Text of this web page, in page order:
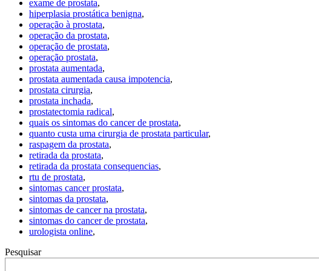
exame de prostata,
hiperplasia prostática benigna,
operação à prostata,
operação da prostata,
operação de prostata,
operação prostata,
prostata aumentada,
prostata aumentada causa impotencia,
prostata cirurgia,
prostata inchada,
prostatectomia radical,
quais os sintomas do cancer de prostata,
quanto custa uma cirurgia de prostata particular,
raspagem da prostata,
retirada da prostata,
retirada da prostata consequencias,
rtu de prostata,
sintomas cancer prostata,
sintomas da prostata,
sintomas de cancer na prostata,
sintomas do cancer de prostata,
urologista online,
Pesquisar